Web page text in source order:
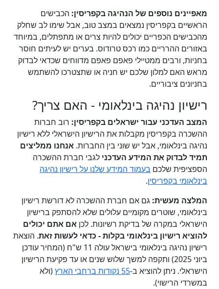
מאפיינים נוספים של הנהיגה בקפריסין: הכבישים
הראשיים בקפריסין נמצאים במצב טוב, אבל שימו לב שחלק
מהכבישים הכפריים יכולים להיות צרים או מתפתלים, במיוחד
באזורים ההרריים כמו רכס טרודוס. בערים יש לעיתים חוסר
בחניות, ורבים ממטיילי פאפם פאפם מדווחים שכדאי לבדוק
מראש האם למלון שלכם יש חניה או שתצטרכו להשתמש
בחניונים ציבוריים.
רישיון נהיגה בינלאומי - האם צריך?
המצב העדכני עבור ישראלים בקפריסין: רוב חברות
ההשכרה בקפריסין מקבלות את הרישיון הישראלי ללא רישיון
נהיגה בינלאומי, אבל יש שוני בין החברות. אנחנו ממליצים
תמיד לבדוק את המידע העדכני לגבי חברת ההשכרה
הספציפית שלכם בעמוד המידע שלנו על רישיון נהיגה
בינלאומי בקפריסין.
המלצה מעשית: גם אם חברת ההשכרה לא דורשת רישיון
בינלאומי, שוטרים מקומיים עלולים שלא להסתפק ברישיון
הישראלי במקרה של בדיקת רשיונות. לכן אם אתם יכולים
להוציא רישיון בינלאומי בקלות - כדאי לעשות זאת. הוצאת
רישיון נהיגה בינלאומי בישראל עולה 11 ש"ח (המחיר עודכן
ביוני 2025) ותקפה למשך שלוש שנים או עד פקיעת הרישיון
הישראלי. ניתן להוציא ב-55 נקודות ברחבי הארץ
(ולא
במשרדי הרישוי).